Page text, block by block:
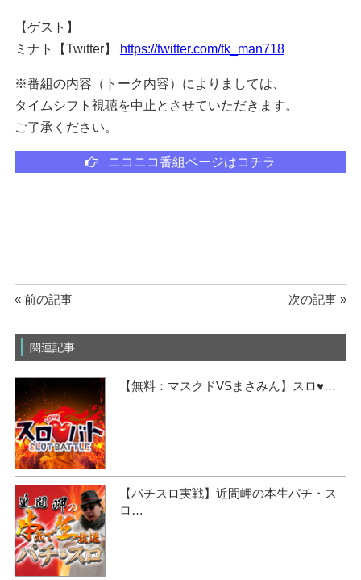
【ゲスト】
ミナト【Twitter】 https://twitter.com/tk_man718
※番組の内容（トーク内容）によりましては、
タイムシフト視聴を中止とさせていただきます。
ご了承ください。
ニコニコ番組ページはコチラ
« 前の記事 次の記事 »
関連記事
【無料：マスクドVSまさみん】スロ♥…
【パチスロ実戦】近間岬の本生パチ・ス
ロ…